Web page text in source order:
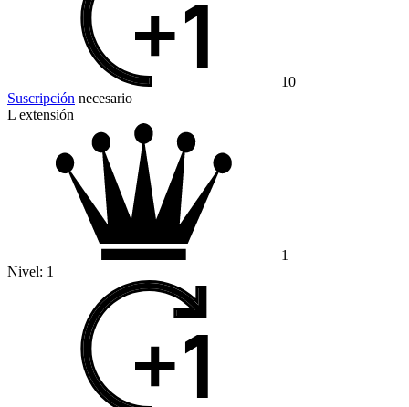
10
Suscripción necesario
L extensión
1
Nivel: 1